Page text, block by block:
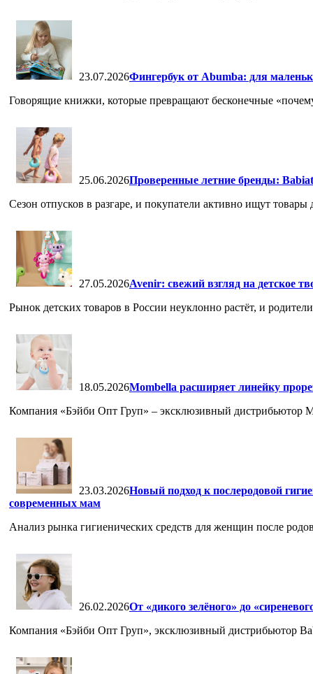
23.07.2026Фингербук от Abumba: для
Говорящие книжки, которые превращают бесконечные
25.06.2026Проверенные летние бренды:
Сезон отпусков в разгаре, и покупатели активно ищут товары
27.05.2026Avenir: свежий взгляд на детское
Рынок детских товаров в России неуклонно растёт, и
18.05.2026Mombella расширяет линейку
Компания «Бэйби Опт Груп» – эксклюзивный дистрибьютор
23.03.2026Новый подход к послеродовой
современных мам
Анализ рынка гигиенических средств для женщин после
26.02.2026От «дикого зелёного» до
Компания «Бэйби Опт Груп», эксклюзивный дистрибьютор